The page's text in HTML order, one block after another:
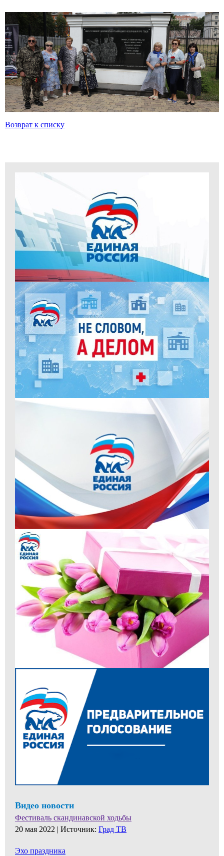
Возврат к списку
Видео новости
Фестиваль скандинавской ходьбы
20 мая 2022 | Источник: Град ТВ
Эхо праздника